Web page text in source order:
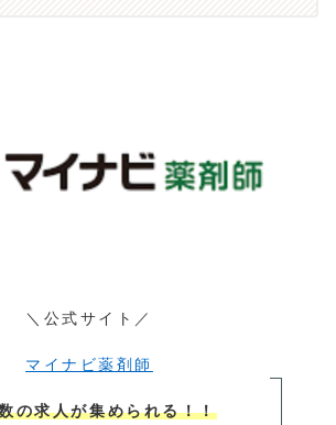
＼公式サイト／
マイナビ薬剤師
の求人が集められる！！